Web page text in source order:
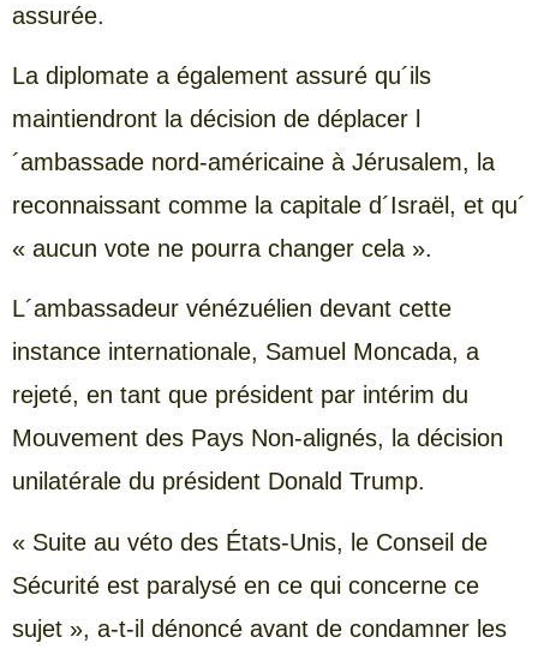
assurée.
La diplomate a également assuré qu´ils
maintiendront la décision de déplacer l
´ambassade nord-américaine à Jérusalem, la
reconnaissant comme la capitale d´Israël, et qu´
« aucun vote ne pourra changer cela ».
L´ambassadeur vénézuélien devant cette
instance internationale, Samuel Moncada, a
rejeté, en tant que président par intérim du
Mouvement des Pays Non-alignés, la décision
unilatérale du président Donald Trump.
« Suite au véto des États-Unis, le Conseil de
Sécurité est paralysé en ce qui concerne ce
sujet », a-t-il dénoncé avant de condamner les